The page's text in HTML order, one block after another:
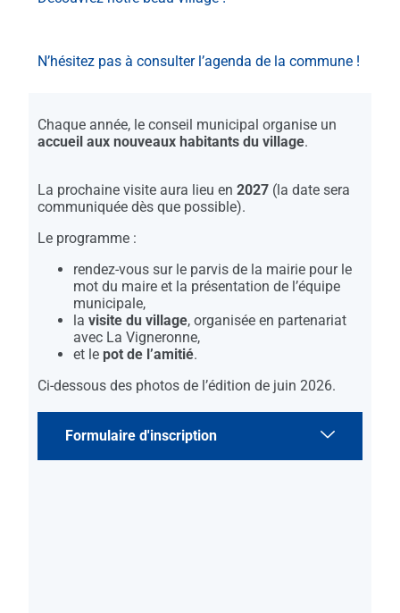
Chaque année, le conseil municipal organise un
accueil aux nouveaux habitants du village.
La prochaine visite aura lieu en 2027 (la date sera
communiquée dès que possible).
Le programme :
rendez-vous sur le parvis de la mairie pour le
mot du maire et la présentation de l’équipe
municipale,
la visite du village, organisée en partenariat
avec La Vigneronne,
et le pot de l’amitié.
Ci-dessous des photos de l’édition de juin 2026.
Formulaire d'inscription
N’hésitez pas à consulter l’agenda de la commune !